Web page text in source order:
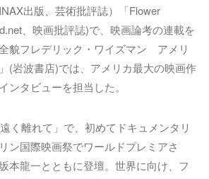
出版、芸術批評誌）「Flower
、映画批評誌)で、映画論考の連載を
貌フレデリック・ワイズマン アメリ
(岩波書店)では、アメリカ最大の映画作
ンタビューを担当した。
く離れて」で、初めてドキュメンタリ
ン国際映画祭でワールドプレミアさ
本龍一とともに登壇。世界に向け、フ